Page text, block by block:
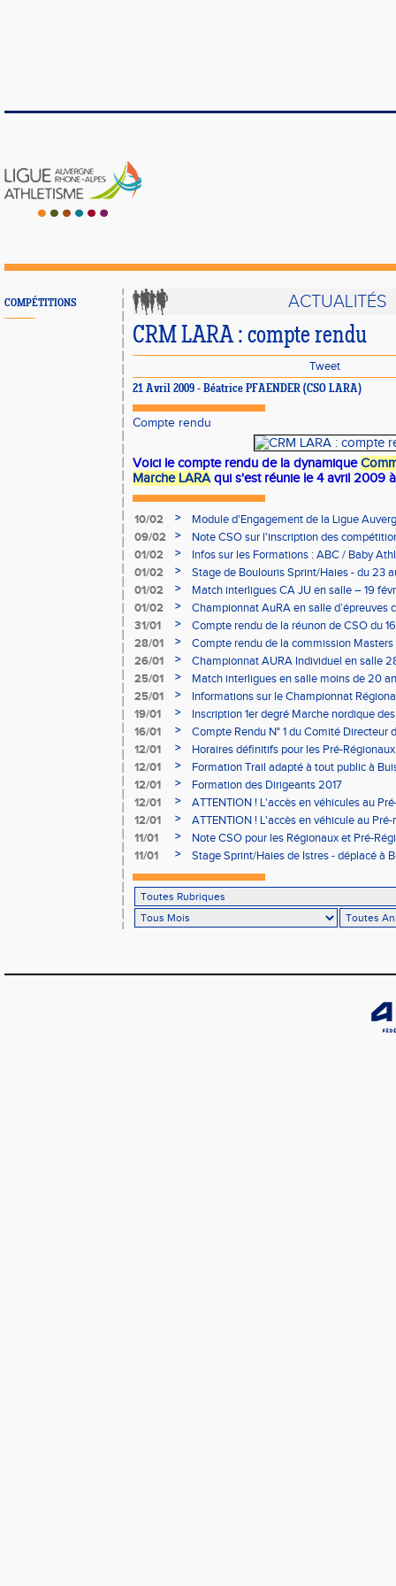
COMPÉTITIONS ACTUALITÉS
CRM LARA : compte rendu
Tweet
21 Avril 2009 - Béatrice PFAENDER (CSO LARA)
Compte rendu
Voici le compte rendu de la dynamique
Marche LARAqui s'est réunie le 4 avril 2009
10/02 >
Module d'Engagement de la Ligue
09/02
>
Note CSO sur l'inscription des
01/02
>
Infos sur les Formations : ABC / Baby
01/02
>
Stage de Boulouris Sprint/Haies - du 23
01/02
>
Match interligues CA JU en salle – 19
01/02
>
Championnat AuRA en salle d’épreuves
- le 12 février
31/01 >
Compte rendu de la réunon de CSO du
28/01
>
Compte rendu de la commission
à Bourgoin
26/01 >
Championnat AURA Individuel en salle
25/01
>
Match interligues en salle moins de 20
25/01
>
Informations sur le Championnat
05/02
19/01 >
Inscription 1er degré Marche nordique
03/02 (sous condition)
16/01 >
Compte Rendu N° 1 du Comité Directeur
12/01
>
Horaires définitifs pour les Pré-
Aubière
12/01 >
Formation Trail adapté à tout public à
12/01
>
Formation des Dirigeants 2017
12/01
>
ATTENTION ! L'accès en véhicules au
Bains sera réglementé
12/01 >
ATTENTION ! L'accès en véhicule au
Bains sera réglementé
11/01 >
Note CSO pour les Régionaux et Pré-
11/01
> Stage Sprint/Haies de Istres - déplacé à